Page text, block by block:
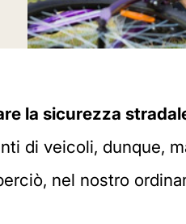
la sicurezza
di veicoli, dunque,
nel nostro